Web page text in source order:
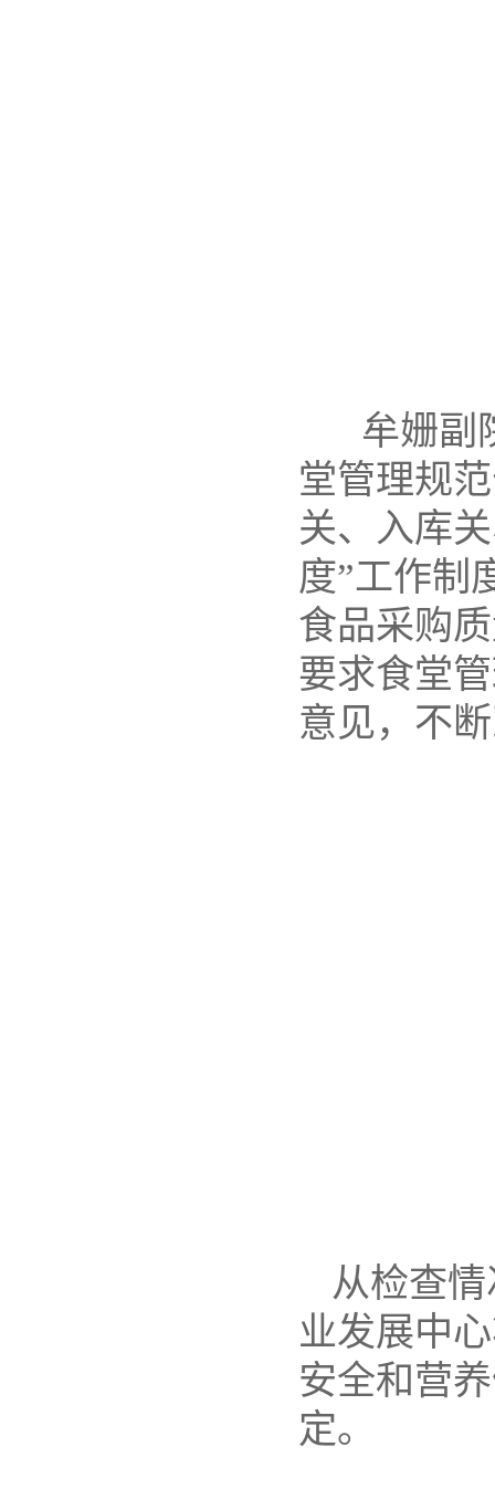
牟姗副
堂管理规
关、入库
度”工作制
食品采购
要求食堂
意见，不
从检查
业发展中
安全和营
定。